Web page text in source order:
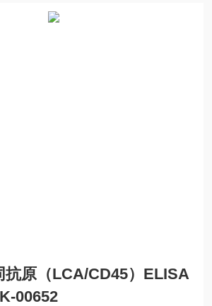
抗原（LCA/CD45）ELISA
00652